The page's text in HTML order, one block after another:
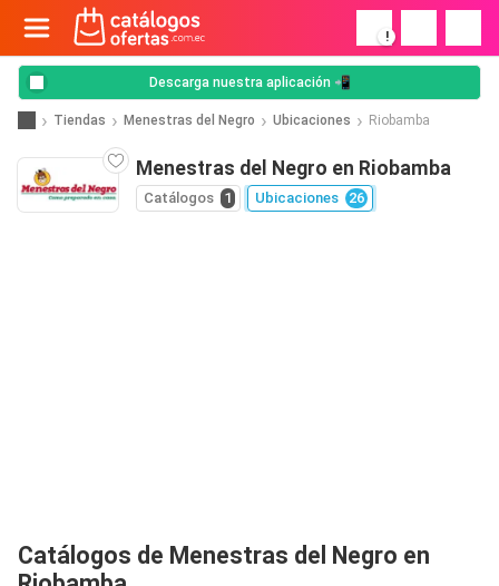
!
Descarga nuestra aplicación 📲
Tiendas Menestras del Negro Ubicaciones Riobamba
Menestras del Negro en Riobamba
Catálogos 1 Ubicaciones 26
Catálogos de Menestras del Negro en